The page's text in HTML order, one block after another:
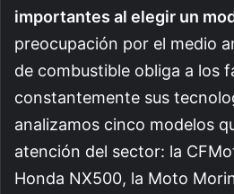
importantes al elegir un
preocupación por el medio
de combustible obliga a los
constantemente sus
analizamos cinco modelos
atención del sector: la
Honda NX500, la Moto